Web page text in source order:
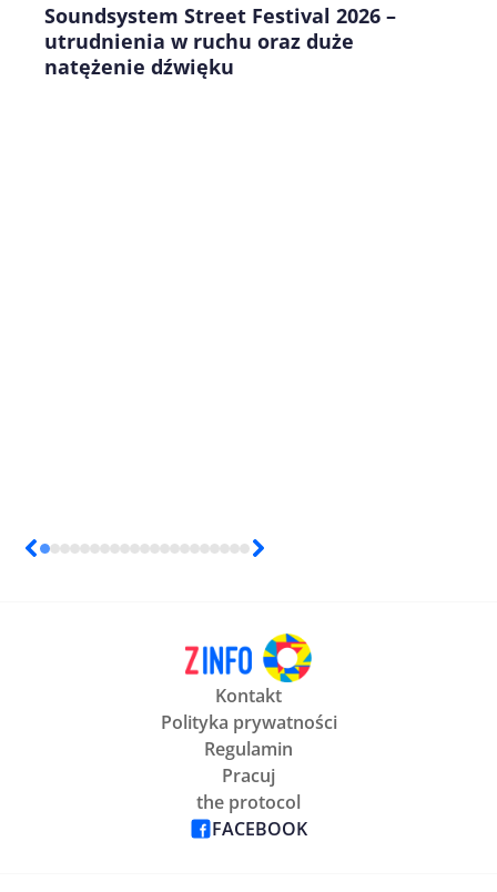
Soundsystem Street Festival 2026 –
utrudnienia w ruchu oraz duże
natężenie dźwięku
Kontakt
Polityka prywatności
Regulamin
Pracuj
the protocol
FACEBOOK